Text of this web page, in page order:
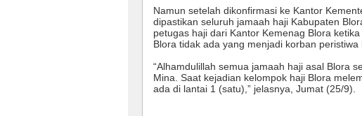
Namun setelah dikonfirmasi ke Kantor
dipastikan seluruh jamaah haji Kabupaten
petugas haji dari Kantor Kemenag Blora
Blora tidak ada yang menjadi korban peristiwa
“Alhamdulillah semua jamaah haji asal Blora
Mina. Saat kejadian kelompok haji Blora
ada di lantai 1 (satu) ,” jelasnya, Jumat (25/9).